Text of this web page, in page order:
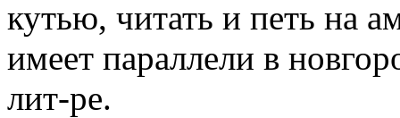
кутью, читать и петь на
имеет параллели в
лит-ре.